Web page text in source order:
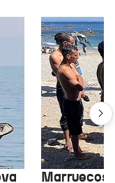
Marruecos